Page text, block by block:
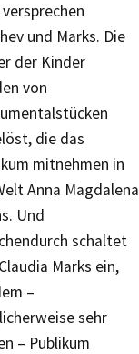
und Marks. Die
der Kinder
von
die das
mitnehmen in
Anna Magdalena
Und
schaltet
Marks ein,
–
sehr
– Publikum